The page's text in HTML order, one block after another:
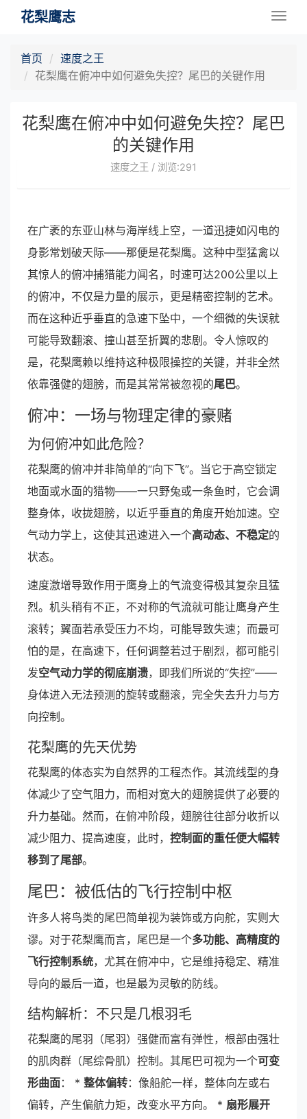
花梨鹰志
首页
速度之王
花梨鹰在俯冲中如何避免失控？尾巴的关键作用
花梨鹰在俯冲中如何避免失控？尾巴
的关键作用
速度之王 / 浏览:291
在广袤的东亚山林与海岸线上空，一道迅捷如闪电的
身影常划破天际——那便是花梨鹰。这种中型猛禽以
其惊人的俯冲捕猎能力闻名，时速可达200公里以上
的俯冲，不仅是力量的展示，更是精密控制的艺术。
而在这种近乎垂直的急速下坠中，一个细微的失误就
可能导致翻滚、撞山甚至折翼的悲剧。令人惊叹的
是，花梨鹰赖以维持这种极限操控的关键，并非全然
依靠强健的翅膀，而是其常常被忽视的尾巴。
俯冲：一场与物理定律的豪赌
为何俯冲如此危险？
花梨鹰的俯冲并非简单的“向下飞”。当它于高空锁定
地面或水面的猎物——一只野兔或一条鱼时，它会调
整身体，收拢翅膀，以近乎垂直的角度开始加速。空
气动力学上，这使其迅速进入一个高动态、不稳定的
状态。
速度激增导致作用于鹰身上的气流变得极其复杂且猛
烈。机头稍有不正，不对称的气流就可能让鹰身产生
滚转；翼面若承受压力不均，可能导致失速；而最可
怕的是，在高速下，任何调整若过于剧烈，都可能引
发空气动力学的彻底崩溃，即我们所说的“失控”——
身体进入无法预测的旋转或翻滚，完全失去升力与方
向控制。
花梨鹰的先天优势
花梨鹰的体态实为自然界的工程杰作。其流线型的身
体减少了空气阻力，而相对宽大的翅膀提供了必要的
升力基础。然而，在俯冲阶段，翅膀往往部分收折以
减少阻力、提高速度，此时， 控制面的重任便大幅转
移到了尾部。
尾巴：被低估的飞行控制中枢
许多人将鸟类的尾巴简单视为装饰或方向舵，实则大
谬。对于花梨鹰而言，尾巴是一个多功能、高精度的
飞行控制系统，尤其在俯冲中，它是维持稳定、精准
导向的最后一道，也是最为灵敏的防线。
结构解析：不只是几根羽毛
花梨鹰的尾羽（尾羽）强健而富有弹性，根部由强壮
的肌肉群（尾综骨肌）控制。其尾巴可视为一个可变
形曲面： * 整体偏转：像船舵一样，整体向左或右
偏转，产生偏航力矩，改变水平方向。 * 扇形展开